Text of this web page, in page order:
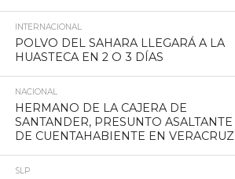
INTERNACIONAL
POLVO DEL SAHARA LLEGARÁ A LA
HUASTECA EN 2 O 3 DÍAS
NACIONAL
HERMANO DE LA CAJERA DE
SANTANDER, PRESUNTO ASALTANTE
DE CUENTAHABIENTE EN VERACRUZ
SLP